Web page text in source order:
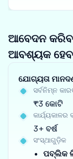
ଆବେଦନ
ଆବଶ୍ୟକ ହେବ
ଯୋଗ୍ୟତା
ସର୍ବନିମ୍ନ
₹3 କୋଟି
କାର୍ଯ୍ୟକାଳର
3+ ବର୍ଷ
ସଂସ୍ଥାଗୁଡ଼ିକ
ପବ୍ଲିକ